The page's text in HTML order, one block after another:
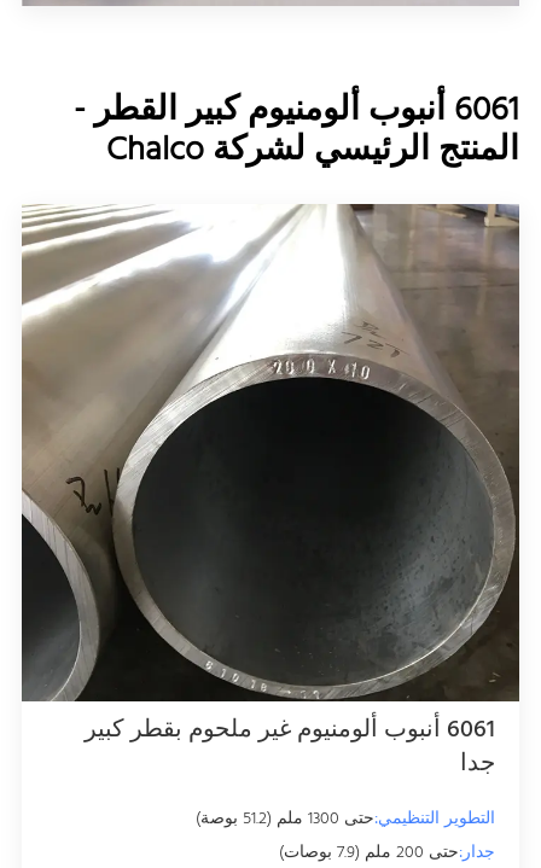
6061 أنبوب ألومنيوم كبير القطر -
المنتج الرئيسي لشركة Chalco
6061 أنبوب ألومنيوم غير ملحوم بقطر كبير
جدا
التطوير التنظيمي:حتى 1300 ملم (51.2 بوصة)
جدار:حتى 200 ملم (7.9 بوصات)